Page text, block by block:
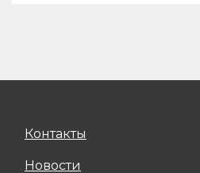
Контакты
Новости